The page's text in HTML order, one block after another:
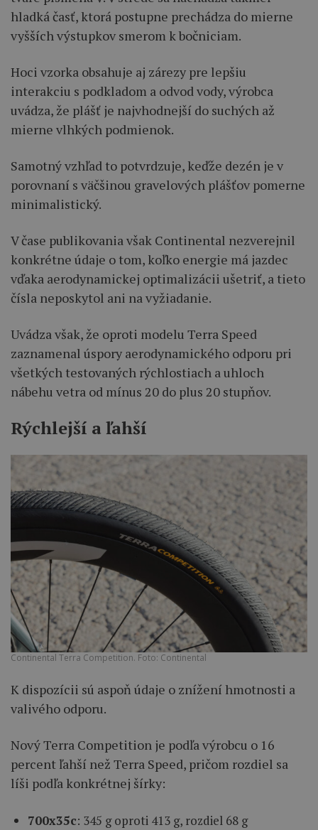
hladká časť, ktorá postupne prechádza do mierne
vyšších výstupkov smerom k bočniciam.
Hoci vzorka obsahuje aj zárezy pre lepšiu
interakciu s podkladom a odvod vody, výrobca
uvádza, že plášť je najvhodnejší do suchých až
mierne vlhkých podmienok.
Samotný vzhľad to potvrdzuje, keďže dezén je v
porovnaní s väčšinou gravelových plášťov pomerne
minimalistický.
V čase publikovania však Continental nezverejnil
konkrétne údaje o tom, koľko energie má jazdec
vďaka aerodynamickej optimalizácii ušetriť, a tieto
čísla neposkytol ani na vyžiadanie.
Uvádza však, že oproti modelu Terra Speed
zaznamenal úspory aerodynamického odporu pri
všetkých testovaných rýchlostiach a uhloch
nábehu vetra od mínus 20 do plus 20 stupňov.
Rýchlejší a ľahší
Continental Terra Competition. Foto: Continental
K dispozícii sú aspoň údaje o znížení hmotnosti a
valivého odporu.
Nový Terra Competition je podľa výrobcu o 16
percent ľahší než Terra Speed, pričom rozdiel sa
líši podľa konkrétnej šírky:
700x35c: 345 g oproti 413 g, rozdiel 68 g